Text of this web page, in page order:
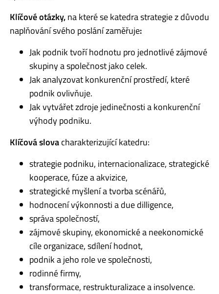
Klíčové otázky,na které sekatedra strategiez důvodu
naplňování svého poslání zaměřuje:
Jak podnik tvoří hodnotu pro jednotlivé zájmové
skupiny a společnost jako celek.
Jak analyzovat konkurenční prostředí, které
podnik ovlivňuje.
Jak vytvářet zdroje jedinečnosti a konkurenční
výhody podniku.
Klíčová slovacharakterizující katedru:
strategie podniku, internacionalizace, strategické
kooperace, fúze a akvizice,
strategické myšlení a tvorba scénářů,
hodnocení výkonnosti a due dilligence,
správa společností,
zájmové skupiny, ekonomické a neekonomické
cíle organizace, sdílení hodnot,
podnik a jeho role ve společnosti,
rodinné firmy,
transformace, restrukturalizace a insolvence.